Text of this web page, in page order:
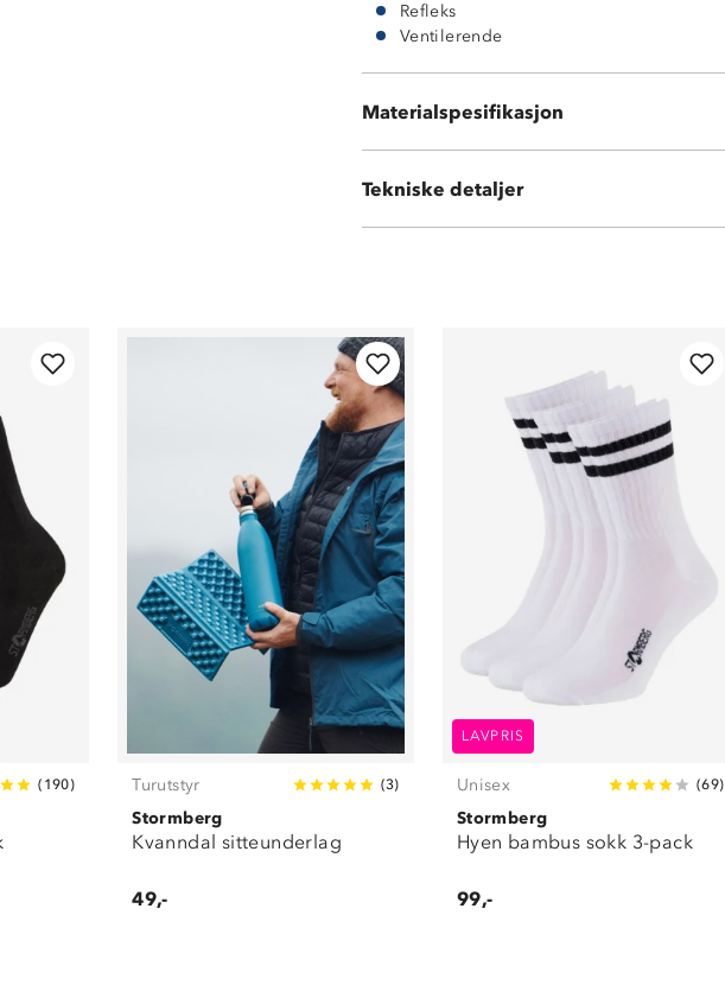
Refleks
Ventilerende
Materialspesifikasjon
100 % polyester
Tekniske detaljer
Volum: 25 L
( 190) Turutstyr (3)
Stormberg
Kvanndal sitteunderlag
49,-
LAVPRIS
Unisex (69)
Stormberg
Hyen bambus sokk 3-pack
99,-